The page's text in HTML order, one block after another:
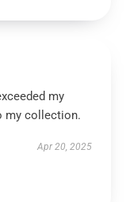
my
my collection.
Apr 20, 2025